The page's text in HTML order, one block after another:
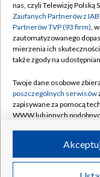
©2026
nas, czyli Telewizję Polską
Zaufanych Partnerów z
Partnerów TVP (93 firm),
zautomatyzowanego
mierzenia ich
także zgody na
Twoje dane osobowe
poszczególnych serwisów
zapisywane za pomocą
WWW lub innych
ruchu w Internecie.
Twoje dane osobowe